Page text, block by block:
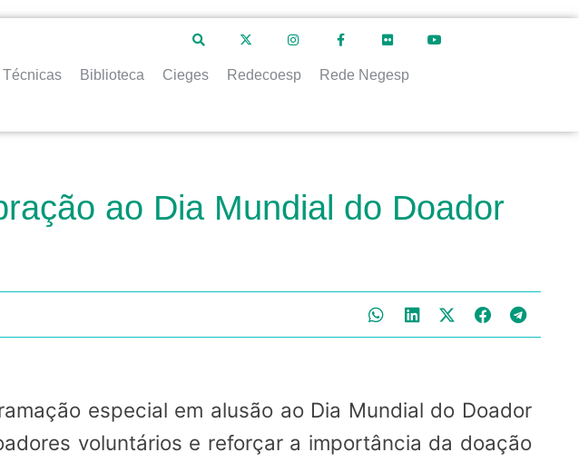
Técnicas Biblioteca Cieges Redecoesp Rede Negesp
ao Dia Mundial do Doador
voluntários e reforçar a importância da doação